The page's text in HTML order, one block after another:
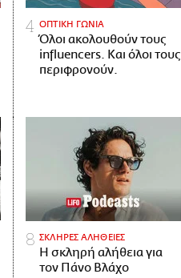
ΟΠΤΙΚΗ ΓΩΝΙΑ
Όλοι ακολουθούν τους
influencers. Και όλοι τους
περιφρονούν.
ΣΚΛΗΡΕΣ ΑΛΗΘΕΙΕΣ
H σκληρή αλήθεια για
τον Πάνο Βλάχο